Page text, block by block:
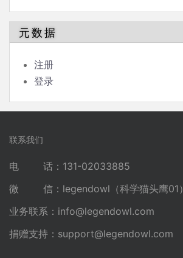
元数据
注册
登录
联系我们
电 话：131-02033885
微 信：legendowl（科学猫头鹰01）
业务联系： info@legendowl.com
捐赠支持： support@legendowl.com